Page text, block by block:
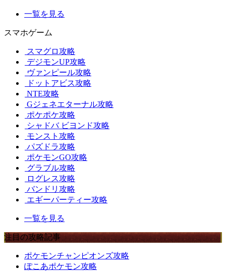
一覧を見る
スマホゲーム
スマグロ攻略
デジモンUP攻略
ヴァンピール攻略
ドットアビス攻略
NTE攻略
Gジェネエターナル攻略
ポケポケ攻略
シャドバ ビヨンド攻略
モンスト攻略
パズドラ攻略
ポケモンGO攻略
グラブル攻略
ログレス攻略
バンドリ攻略
エギーパーティー攻略
一覧を見る
注目の攻略記事
ポケモンチャンピオンズ攻略
ぽこあポケモン攻略